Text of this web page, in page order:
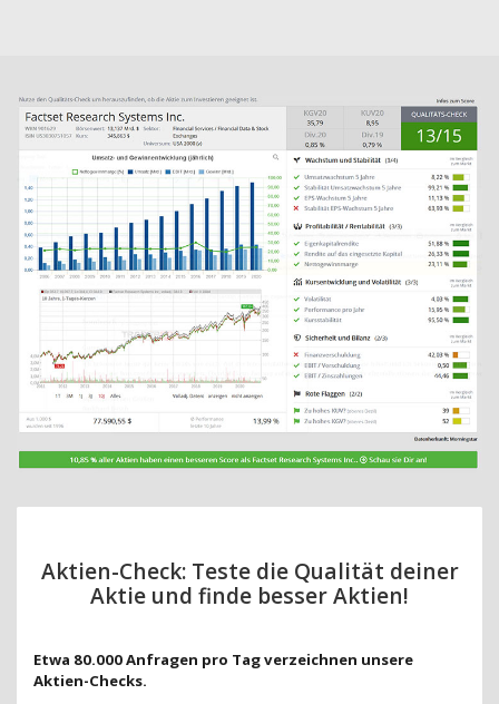
Aktien-Check: Teste die Qualität deiner
Aktie und finde besser Aktien!
Etwa 80.000 Anfragen pro Tag verzeichnen unsere
Aktien-Checks.